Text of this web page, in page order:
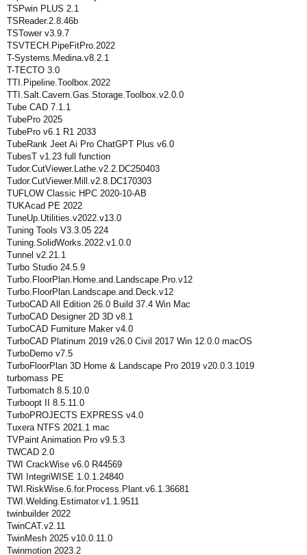
TSPwin PLUS 2.1
TSReader.2.8.46b
TSTower v3.9.7
TSVTECH.PipeFitPro.2022
T-Systems.Medina.v8.2.1
T-TECTO 3.0
TTI.Pipeline.Toolbox.2022
TTI.Salt.Cavern.Gas.Storage.Toolbox.v2.0.0
Tube CAD 7.1.1
TubePro 2025
TubePro v6.1 R1 2033
TubeRank Jeet Ai Pro ChatGPT Plus v6.0
TubesT v1.23 full function
Tudor.CutViewer.Lathe.v2.2.DC250403
Tudor.CutViewer.Mill.v2.8.DC170303
TUFLOW Classic HPC 2020-10-AB
TUKAcad PE 2022
TuneUp.Utilities.v2022.v13.0
Tuning Tools V3.3.05 224
Tuning.SolidWorks.2022.v1.0.0
Tunnel v2.21.1
Turbo Studio 24.5.9
Turbo.FloorPlan.Home.and.Landscape.Pro.v12
Turbo.FloorPlan.Landscape.and.Deck.v12
TurboCAD All Edition 26.0 Build 37.4 Win Mac
TurboCAD Designer 2D 3D v8.1
TurboCAD Furniture Maker v4.0
TurboCAD Platinum 2019 v26.0 Civil 2017 Win 12.0.0 macOS
TurboDemo v7.5
TurboFloorPlan 3D Home & Landscape Pro 2019 v20.0.3.1019
turbomass PE
Turbomatch 8.5.10.0
Turboopt II 8.5.11.0
TurboPROJECTS EXPRESS v4.0
Tuxera NTFS 2021.1 mac
TVPaint Animation Pro v9.5.3
TWCAD 2.0
TWI CrackWise v6.0 R44569
TWI IntegriWISE 1.0.1.24840
TWI.RiskWise.6.for.Process.Plant.v6.1.36681
TWI.Welding.Estimator.v1.1.9511
twinbuilder 2022
TwinCAT.v2.11
TwinMesh 2025 v10.0.11.0
Twinmotion 2023.2